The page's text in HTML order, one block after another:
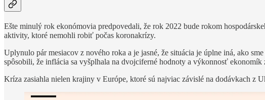
Ešte minulý rok ekonómovia predpovedali, že rok 2022 bude rokom
aktivity, ktoré nemohli robiť počas koronakrízy.
Uplynulo pár mesiacov z nového roka a je jasné, že situácia je úplne iná, ako
spôsobili, že inflácia sa vyšplhala na dvojciferné hodnoty a výkonnosť ekonomík
Kríza zasiahla nielen krajiny v Európe, ktoré sú najviac závislé na dodávkach